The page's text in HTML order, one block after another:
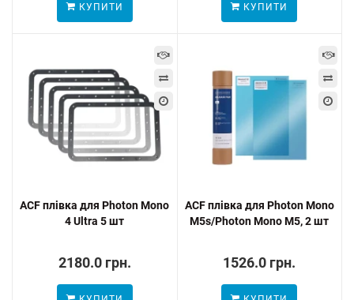
КУПИТИ КУПИТИ
ACF плівка для Photon Mono
4 Ultra 5 шт
2180.0 грн.
ACF плівка для Photon Mono
M5s/Photon Mono M5, 2 шт
1526.0 грн.